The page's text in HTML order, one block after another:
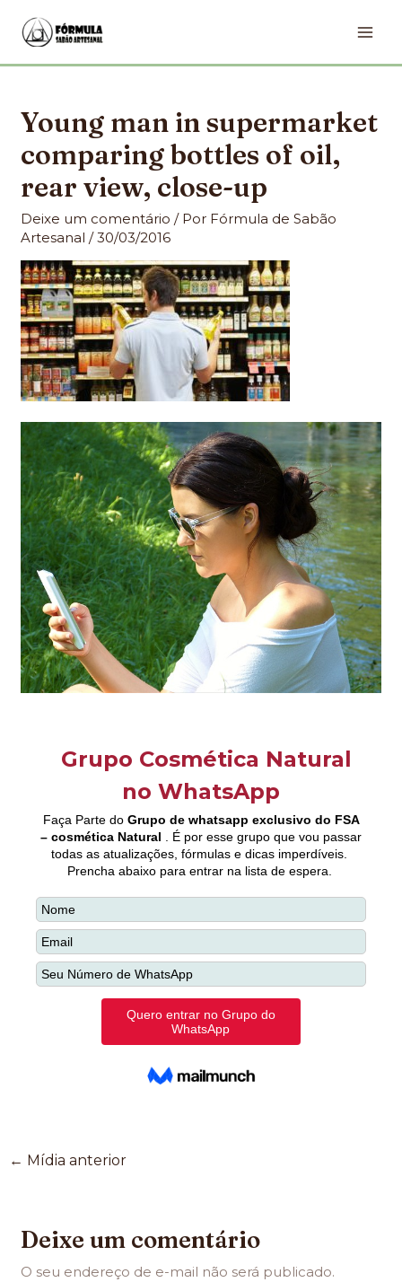
para
o
Young man in supermarket
comparing bottles of oil,
rear view, close-up
Deixe um comentário / Por Fórmula de Sabão
Artesanal/30/03/2016
← Mídia anterior
Deixe um comentário
O seu endereço de e-mail não será publicado.